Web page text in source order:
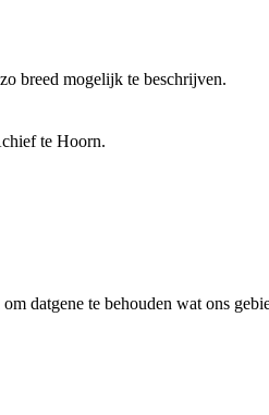
breed mogelijk te beschrijven.
te Hoorn.
datgene te behouden wat ons